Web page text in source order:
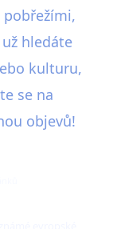
hledáte
kulturu,
se na
objevů!